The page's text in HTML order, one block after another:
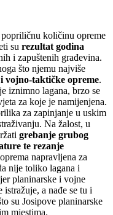
količinu opreme
su rezultat godina
i zapuštenih građevina.
što njemu najviše
vojno-taktičke opreme.
iznimno lagana, brzo se
za koje je namijenjena.
za zapinjanje u uskim
Na žalost, u
grebanje grubog
te rezanje
napravljena za
nije toliko lagana i
planinarske i vojne
a nađe se tu i
su Josipove planinarske
mjestima.